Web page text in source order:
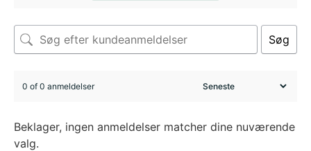
Søg
0 of 0 anmeldelser
Beklager, ingen anmeldelser matcher dine nuværende
valg.